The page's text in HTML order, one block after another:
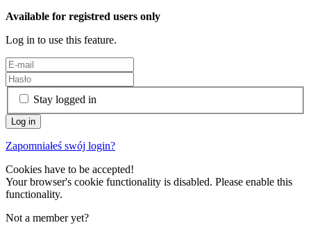
Available for registred users only
Log in to use this feature.
Stay logged in
Zapomniałeś swój login?
Cookies have to be accepted!
Your browser's cookie functionality is disabled. Please enable this
functionality.
Not a member yet?